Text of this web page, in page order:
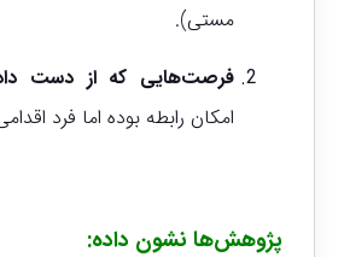
مستی).
فرصت‌هایی که از دست
امکان رابطه بوده اما فرد
پژوهش‌ها نشون داده: